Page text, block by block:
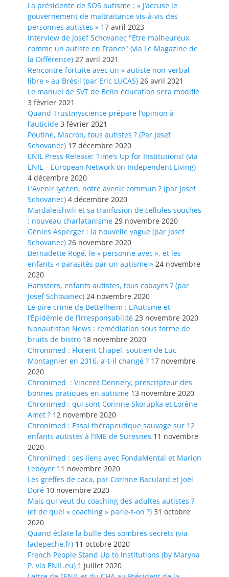
La présidente de SOS autisme : « J’accuse le
gouvernement de maltraitance vis-à-vis des
personnes autistes » 17 avril 2023
Interview de Josef Schovanec "Etre malheureux
comme un autiste en France" (via Le Magazine de
la Différence) 27 avril 2021
Rencontre fortuite avec un « autiste non-verbal
libre » au Brésil (par Eric LUCAS) 26 avril 2021
Le manuel de SVT de Belin éducation sera modifié
3 février 2021
Quand Trustmyscience prépare l’opinion à
l’auticide 3 février 2021
Poutine, Macron, tous autistes ? (Par Josef
Schovanec) 17 décembre 2020
ENIL Press Release: Time’s Up for Institutions! (via
ENIL – European Network on Independent Living)
4 décembre 2020
L’Avenir lycéen, notre avenir commun ? (par Josef
Schovanec) 4 décembre 2020
Mardaleishvili et sa tranfusion de cellules souches
: nouveau charlatanisme 29 novembre 2020
Génies Asperger : la nouvelle vague (par Josef
Schovanec) 26 novembre 2020
Bernadette Rogé, le « personne avec », et les
enfants « parasités par un autisme » 24 novembre
2020
Hamsters, enfants autistes, tous cobayes ? (par
Josef Schovanec) 24 novembre 2020
Le pire crime de Bettelheim : L’Autisme et
l’Épidémie de l’irresponsabilité 23 novembre 2020
Nonautistan News : remédiation sous forme de
bruits de bistro 18 novembre 2020
Chronimed : Florent Chapel, soutien de Luc
Montagnier en 2016, a-t-il changé ? 17 novembre
2020
Chronimed : Vincent Dennery, prescripteur des
bonnes pratiques en autisme 13 novembre 2020
Chronimed : qui sont Corinne Skorupka et Lorène
Amet ? 12 novembre 2020
Chronimed : Essai thérapeutique sauvage sur 12
enfants autistes à l’IME de Suresnes 11 novembre
2020
Chronimed : ses liens avec FondaMental et Marion
Leboyer 11 novembre 2020
Les greffes de caca, par Corinne Baculard et Joël
Doré 10 novembre 2020
Mais qui veut du coaching des adultes autistes ?
(et de quel « coaching » parle-t-on ?) 31 octobre
2020
Quand éclate la bulle des sombres secrets (via
ladepeche.fr) 11 octobre 2020
French People Stand Up to Institutions (by Maryna
P. via ENIL.eu) 1 juillet 2020